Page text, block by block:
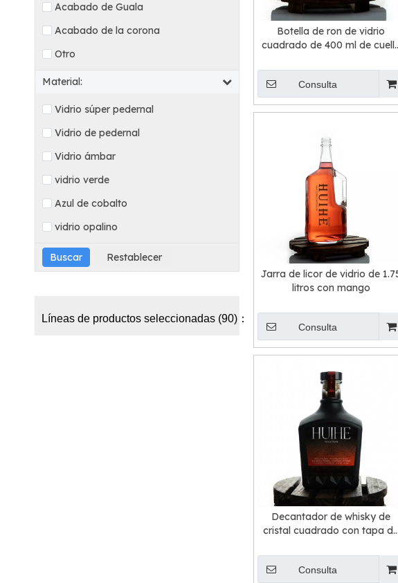
Acabado de Guala
Acabado de la corona
Otro
Material:
Vidrio súper pedernal
Vidrio de pedernal
Vidrio ámbar
vidrio verde
Azul de cobalto
vidrio opalino
Líneas de productos seleccionadas (90)：
Botella de ron de vidrio
cuadrado de 400 ml de
Consulta
Jarra de licor de vidrio de
litros con mango
Consulta
Decantador de whisky de
cristal cuadrado con tapa de
Consulta